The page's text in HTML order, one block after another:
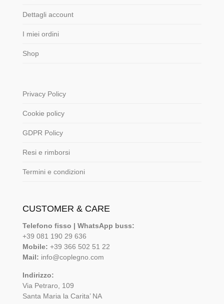
Dettagli account
I miei ordini
Shop
Privacy Policy
Cookie policy
GDPR Policy
Resi e rimborsi
Termini e condizioni
CUSTOMER & CARE
Telefono fisso | WhatsApp buss:
+39 081 190 29 636
Mobile: +39 366 502 51 22
Mail: info@coplegno.com
Indirizzo:
Via Petraro, 109
Santa Maria la Carita’ NA